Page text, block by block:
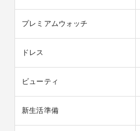
＜2026年オータムプラン＞
プレミアムウォッチ
ドレス
ビューティ
新生活準備